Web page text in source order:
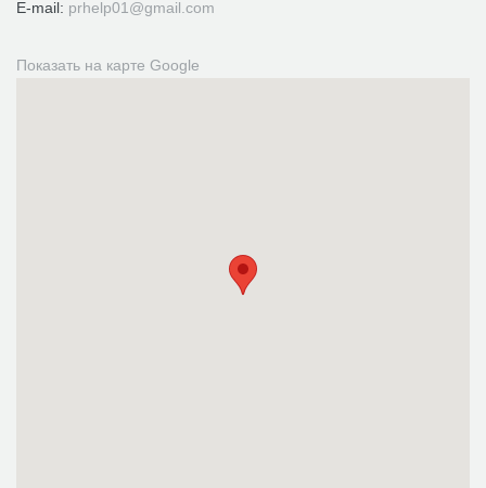
E-mail: prhelp01@gmail.com
Показать на карте Google